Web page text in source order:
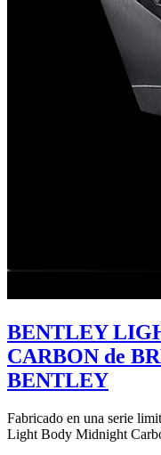
BENTLEY
CARBON de
BENTLEY
Fabricado en una serie
Light Body Midnight